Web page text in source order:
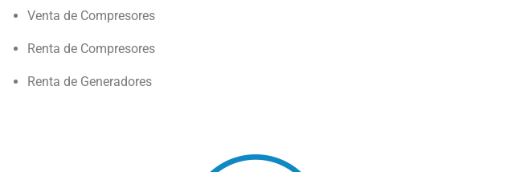
Venta de Compresores
Renta de Compresores
Renta de Generadores